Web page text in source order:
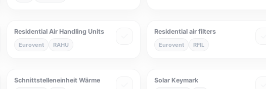
Residential Air Handling Units
Eurovent RAHU
Residential air filters
Eurovent RFIL
Schnittstelleneinheit Wärme Solar Keymark